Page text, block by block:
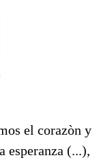
el corazòn y
esperanza (...),